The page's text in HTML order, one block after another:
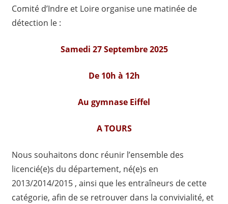
Comité d’Indre et Loire organise une matinée de
détection le :
Samedi 27 Septembre 2025
De 10h à 12h
Au gymnase Eiffel
A TOURS
Nous souhaitons donc réunir l’ensemble des
licencié(e)s du département, né(e)s en
2013/2014/2015 , ainsi que les entraîneurs de cette
catégorie, afin de se retrouver dans la convivialité, et